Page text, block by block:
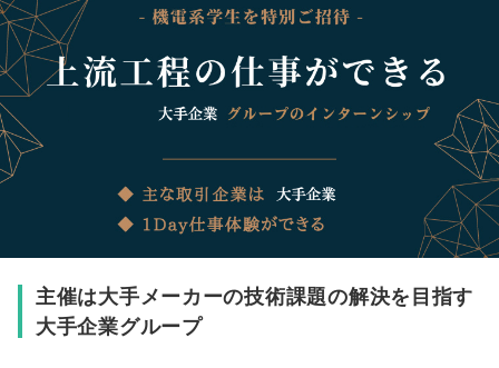
主催は大手メーカーの技術課題の解決を目指す
大手企業グループ